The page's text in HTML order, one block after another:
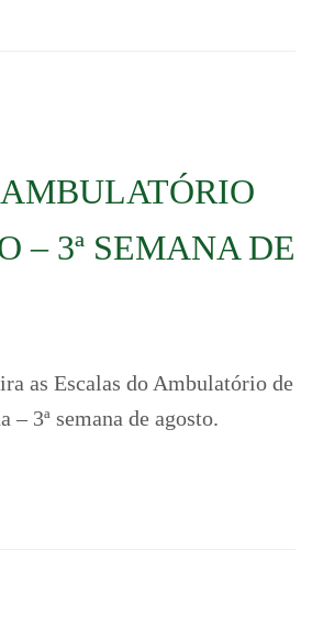
– 3ª SEMANA DE
as Escalas do Ambulatório de
– 3ª semana de agosto.